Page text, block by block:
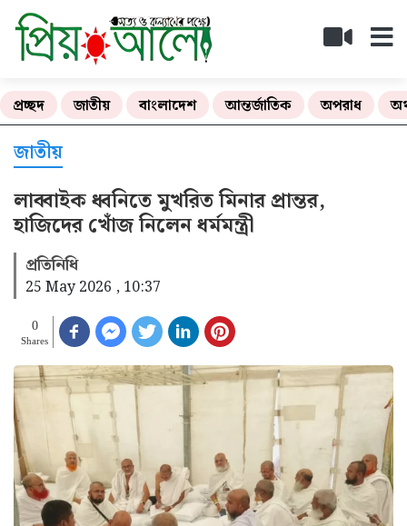
প্রচ্ছদ জাতীয় বাংলাদেশ আন্তর্জাতিক অপরাধ
জাতীয়
লাব্বাইক ধ্বনিতে মুখরিত মিনার প্রান্তর,
হাজিদের খোঁজ নিলেন ধর্মমন্ত্রী
প্রতিনিধি
25 May 2026 , 10:37
0
Shares